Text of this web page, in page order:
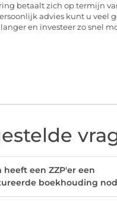
betaalt zich op termijn
advies kunt u veel
en investeer zo snel
heeft een ZZP'er een
boekhouding